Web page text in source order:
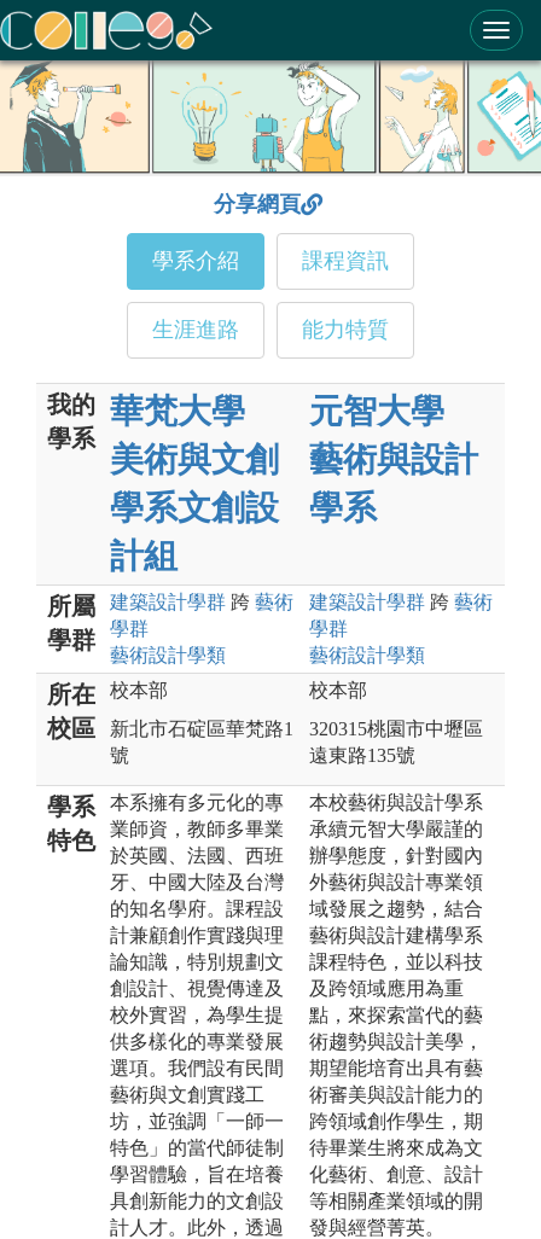
ColleGo! 大學選才與高中育才輔助系統
分享網頁
學系介紹 課程資訊
生涯進路 能力特質
我的
學系
華梵大學
美術與文創
學系文創設
計組
元智大學
藝術與設計
學系
所屬
學群
建築設計學群 跨 藝術
學群
藝術設計學類
建築設計學群 跨 藝術
學群
藝術設計學類
所在
校區
校本部
新北市石碇區華梵路1
號
校本部
320315桃園市中壢區
遠東路135號
學系
特色
本系擁有多元化的專
業師資，教師多畢業
於英國、法國、西班
牙、中國大陸及台灣
的知名學府。課程設
計兼顧創作實踐與理
論知識，特別規劃文
創設計、視覺傳達及
校外實習，為學生提
供多樣化的專業發展
選項。我們設有民間
藝術與文創實踐工
坊，並強調「一師一
特色」的當代師徒制
學習體驗，旨在培養
具創新能力的文創設
計人才。此外，透過
本校藝術與設計學系
承續元智大學嚴謹的
辦學態度，針對國內
外藝術與設計專業領
域發展之趨勢，結合
藝術與設計建構學系
課程特色，並以科技
及跨領域應用為重
點，來探索當代的藝
術趨勢與設計美學，
期望能培育出具有藝
術審美與設計能力的
跨領域創作學生，期
待畢業生將來成為文
化藝術、創意、設計
等相關產業領域的開
發與經營菁英。